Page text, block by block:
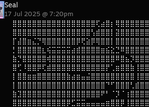
Seal
17 Jul 2025 @ 7:20pm
⣿⣿⣿⣿⣿⣿⣿⣿⣿⣿⣿⣿⣿⣿⣿⣿⣿⢏⣴⣿⡆⢿⣿⣿⣿⣿⣿⣿
⣿⣿⣿⣿⣿⣿⣿⣿⣿⣿⣿⣿⣿⣿⣿⣿⢣⣾⣿⣿⡇⣽⣿⣿⣿⣿⣿⣿
⡏⣼⣿⣶⣌⡙⢿⣿⣿⣿⣿⣿⣿⡿⢟⣵⡿⢿⣿⣿⡇⣿⣿⣿⣿⣿⣿⣿
⡃⣿⣿⣿⣿⣿⣆⢮⣭⣭⣭⣭⣴⣾⣿⣿⣿⣿⣶⣮⣕⣙⠿⣿⣿⣿⣿⣿
⣷⡙⣿⣿⣿⣿⣿⢾⣿⣿⣿⣿⣿⣿⣿⣿⣿⣿⣿⣿⣿⠿⣿⣦⡹⣿⣿⣿
⣿⢋⠸⣿⣿⡿⢏⣾⣿⣿⣿⣿⣿⣿⣿⣿⣿⣿⣿⡟⢁⣶⣿⣿⣷⢸⣿⣿
⡇⣿⣿⣶⣶⣿⣿⣿⣿⣿⣿⣷⣴⣶⣤⣬⣿⣿⣿⣿⣿⣿⣿⣿⣿⢸⣿⣿
⡇⣿⣿⣿⣿⣿⣿⣿⣿⣿⣿⣿⣿⣿⣿⣿⣿⣿⣿⠙⠋⣿⣿⣿⢃⣾⣿⣿
⣷⣹⣿⣿⣿⣿⣿⣿⣿⣿⣿⣿⣿⣿⣿⣿⣿⣿⠟⠃⠈⡹⠈⢰⣿⣿⣿⣿
⣿⣿⣿⣿⣿⣿⣿⣿⣿⣿⣿⡿⣋⣭⣭⣤⣤⣤⣤⣶⣿⣿⡿⢸⣿⣿⣿⣿